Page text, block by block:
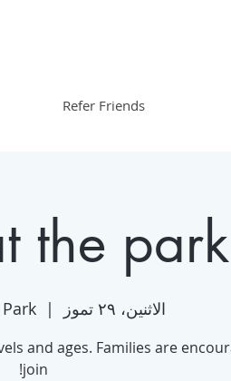
Refer Friends
the park
الاثنين، ٢٩ تموز
  |
and ages. Families are
join!